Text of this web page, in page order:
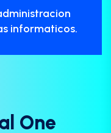
informaticos.
One